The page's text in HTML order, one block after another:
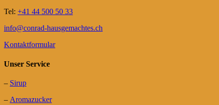
Tel: +41 44 500 50 33
info@conrad-hausgemachtes.ch
Kontaktformular
Unser Service
– Sirup
– Aromazucker